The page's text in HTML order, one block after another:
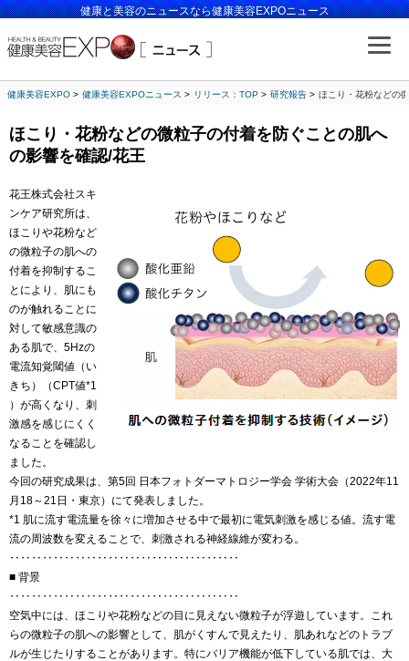
健康と美容のニュースなら健康美容EXPOニュース
健康美容EXPO 健康美容EXPOニュース リリース：TOP 研究報告 ほこり・花粉などの
ほこり・花粉などの微粒子の付着を防ぐことの肌へ
の影響を確認/花王
花王株式会社スキ
ンケア研究所は、
ほこりや花粉など
の微粒子の肌への
付着を抑制するこ
とにより、肌にも
のが触れることに
対して敏感意識の
ある肌で、5Hzの
電流知覚閾値（い
きち）（CPT値*1
）が高くなり、刺
激感を感じにくく
なることを確認し
ました。
今回の研究成果は、第5回 日本フォトダーマトロジー学会 学術大会（2022年11
月18～21日・東京）にて発表しました。
*1 肌に流す電流量を徐々に増加させる中で最初に電気刺激を感じる値。流す電
流の周波数を変えることで、刺激される神経線維が変わる。
‥‥‥‥‥‥‥‥‥‥‥‥‥‥‥‥‥‥‥‥‥
■ 背景
‥‥‥‥‥‥‥‥‥‥‥‥‥‥‥‥‥‥‥‥‥
空気中には、ほこりや花粉などの目に見えない微粒子が浮遊しています。これ
らの微粒子の肌への影響として、肌がくすんで見えたり、肌あれなどのトラブ
ルが生じたりすることがあります。特にバリア機能が低下している肌では、大